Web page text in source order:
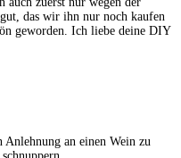
das wir ihn nur noch kaufen
geworden. Ich liebe deine DIY
an einen Wein zu